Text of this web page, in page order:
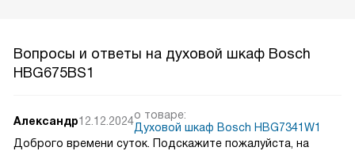
Вопросы и ответы на духовой шкаф Bosch
HBG675BS1
Александр12.12.2024о товаре:
Духовой шкаф Bosch HBG7341W1
Доброго времени суток. Подскажите пожалуйста, на